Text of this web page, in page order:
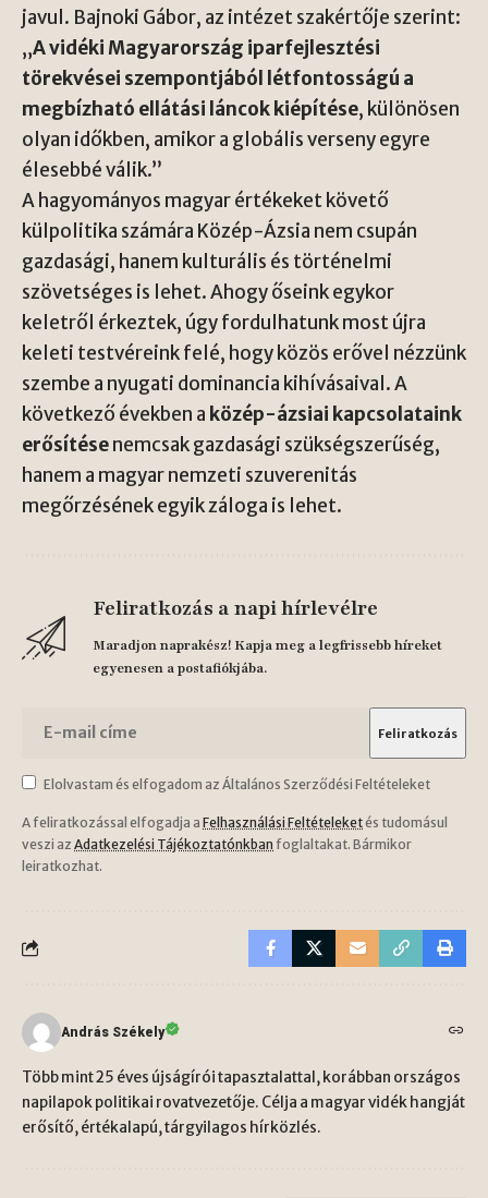
javul. Bajnoki Gábor, az intézet szakértője szerint:
„A vidéki Magyarország iparfejlesztési
törekvései szempontjából létfontosságú a
megbízható ellátási láncok kiépítése, különösen
olyan időkben, amikor a globális verseny egyre
élesebbé válik.”
A hagyományos magyar értékeket követő
külpolitika számára Közép-Ázsia nem csupán
gazdasági, hanem kulturális és történelmi
szövetséges is lehet. Ahogy őseink egykor
keletről érkeztek, úgy fordulhatunk most újra
keleti testvéreink felé, hogy közös erővel nézzünk
szembe a nyugati dominancia kihívásaival. A
következő években a közép-ázsiai kapcsolataink
erősítésenemcsak gazdasági szükségszerűség,
hanem a magyar nemzeti szuverenitás
megőrzésének egyik záloga is lehet.
Feliratkozás a napi hírlevélre
Maradjon naprakész! Kapja meg a legfrissebb híreket
egyenesen a postafiókjába.
Elolvastam és elfogadom az Általános Szerződési Feltételeket
A feliratkozással elfogadja a Felhasználási Feltételeketés tudomásul
veszi az Adatkezelési Tájékoztatónkban foglaltakat. Bármikor
leiratkozhat.
András Székely
Több mint 25 éves újságírói tapasztalattal, korábban országos
napilapok politikai rovatvezetője. Célja a magyar vidék hangját
erősítő, értékalapú, tárgyilagos hírközlés.